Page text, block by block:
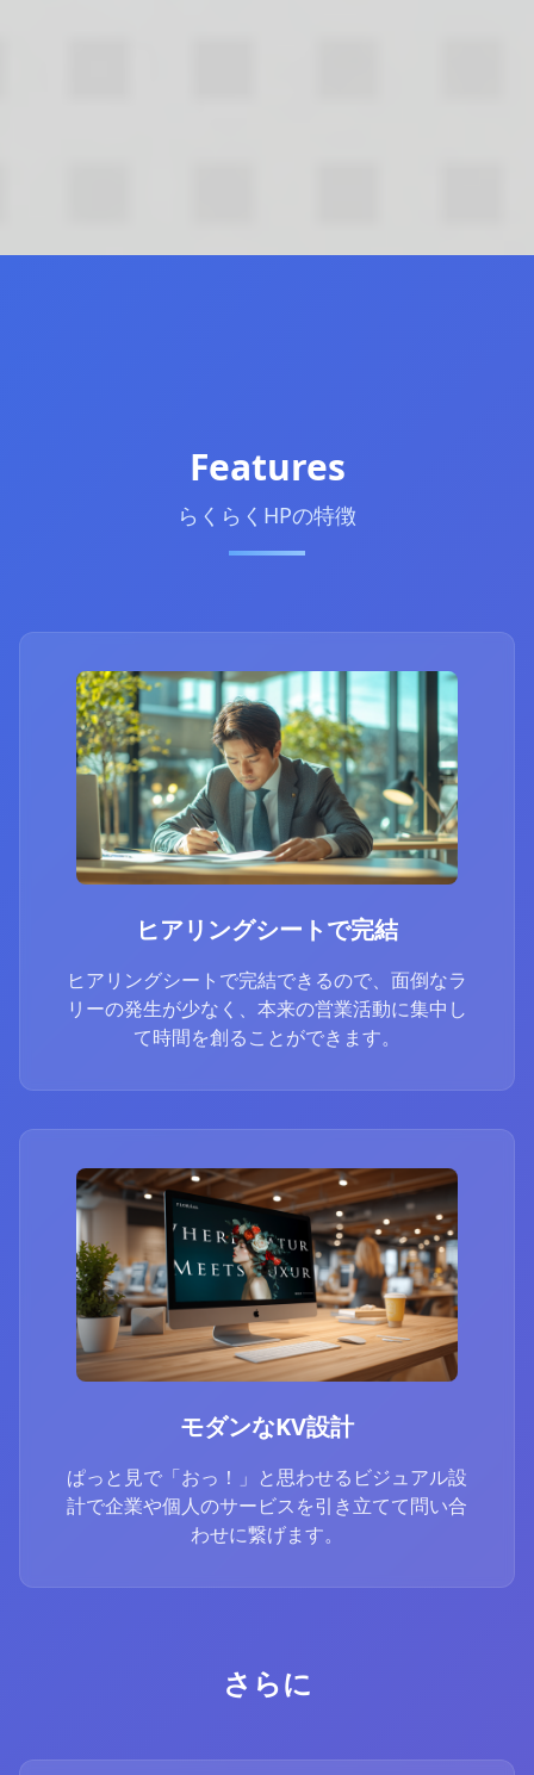
Features
らくらくHPの特徴
ヒアリングシートで完結
ヒアリングシートで完結できるので、面倒なラ
リーの発生が少なく、本来の営業活動に集中し
て時間を創ることができます。
モダンなKV設計
ぱっと見で「おっ！」と思わせるビジュアル設
計で企業や個人のサービスを引き立てて問い合
わせに繋げます。
さらに